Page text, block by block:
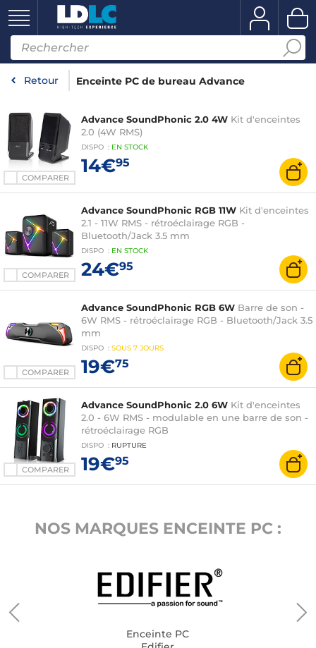
Retour Enceinte PC de bureau Advance
COMPARER
Advance SoundPhonic 2.0 4W Kit d'enceintes
2.0 (4W RMS)
DISPO : EN STOCK
14€95
COMPARER
Advance SoundPhonic RGB 11W Kit d'enceintes
2.1 - 11W RMS - rétroéclairage RGB -
Bluetooth/Jack 3.5 mm
DISPO : EN STOCK
24€95
COMPARER
Advance SoundPhonic RGB 6W Barre de son -
6W RMS - rétroéclairage RGB - Bluetooth/Jack 3.5
mm
DISPO : SOUS 7 JOURS
19€75
COMPARER
Advance SoundPhonic 2.0 6W Kit d'enceintes
2.0 - 6W RMS - modulable en une barre de son -
rétroéclairage RGB
DISPO : RUPTURE
19€95
NOS MARQUES ENCEINTE PC :
Enceinte PC